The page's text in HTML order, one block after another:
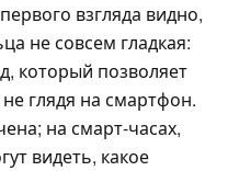
взгляда видно,
не совсем гладкая:
который позволяет
глядя на смартфон.
на смарт-часах,
видеть, какое